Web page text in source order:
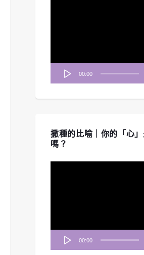
00:00
撒種的比喻｜你的「心」
嗎？
00:00